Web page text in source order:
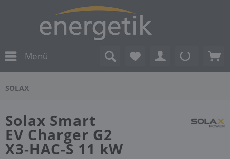
Menü
SOLAX
Solax Smart
EV Charger G2
X3-HAC-S 11 kW